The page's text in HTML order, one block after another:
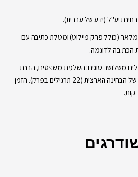
יע"ל (ידע של עברית).
(כולל פרק פיילוט) ומטלת כתיבה עם
הכתיבה לדוגמה.
משלושה סוגים: השלמת משפטים, הבנת
הנקרא ושכתובים במתכונת של הבחינה הארצית (22 תרגילים בפרק). הזמן